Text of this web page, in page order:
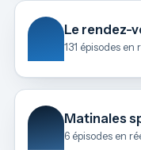
Le rendez-
131 épisodes en
Matinales
6 épisodes en